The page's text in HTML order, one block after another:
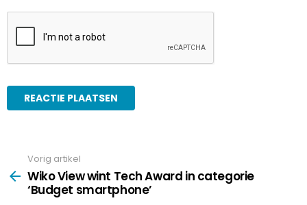
more
Vorig artikel
Wiko View wint Tech Award in categorie
‘Budget smartphone’